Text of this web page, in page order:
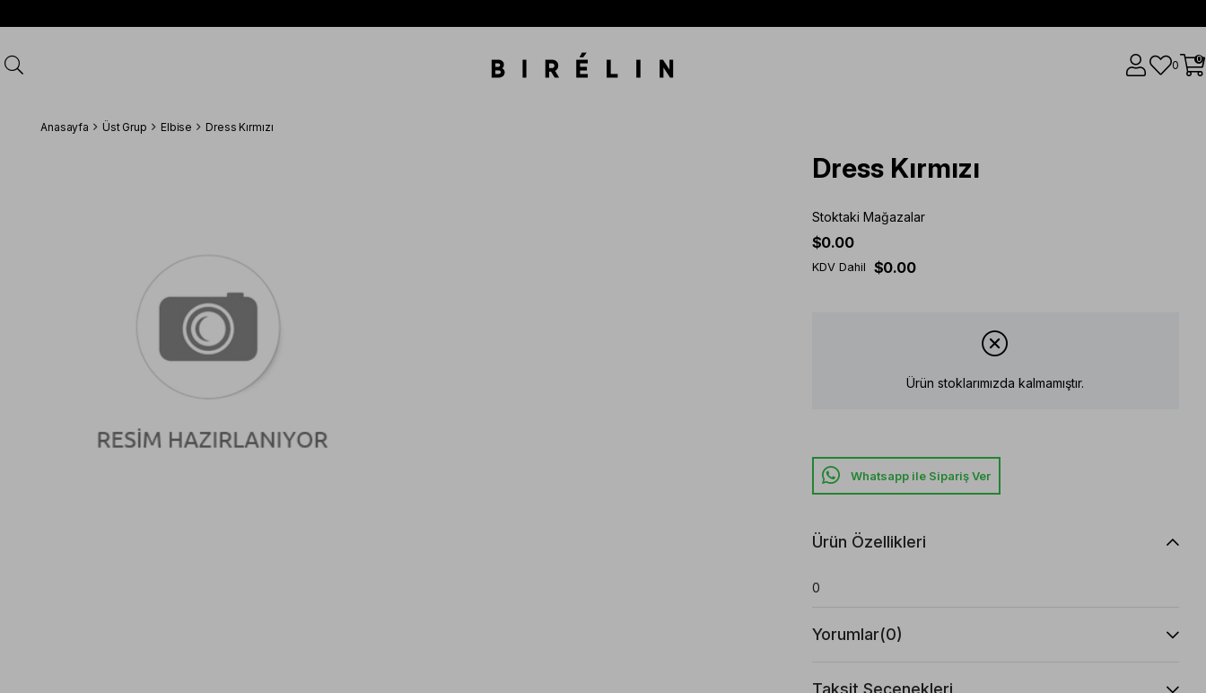
0 0
Anasayfa Üst Grup Elbise Dress Kırmızı
Dress Kırmızı
Stoktaki Mağazalar
$0.00
KDV Dahil $0.00
Ürün stoklarımızda kalmamıştır.
Whatsapp ile Sipariş Ver
Ürün Özellikleri
0
Yorumlar(0)
Taksit Seçenekleri